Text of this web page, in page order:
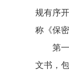
规有序
称《保
第
文书，